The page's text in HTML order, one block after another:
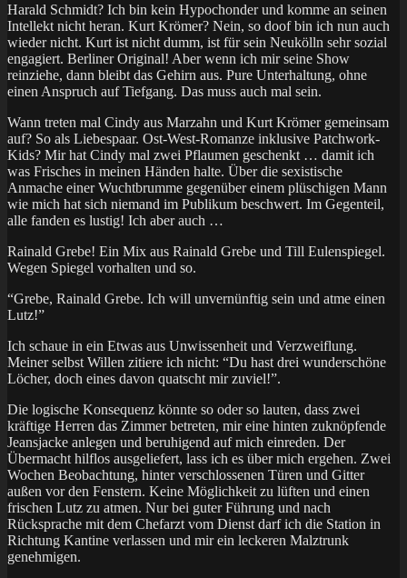
Harald Schmidt? Ich bin kein Hypochonder und komme an seinen
Intellekt nicht heran. Kurt Krömer? Nein, so doof bin ich nun auch
wieder nicht. Kurt ist nicht dumm, ist für sein Neukölln sehr sozial
engagiert. Berliner Original! Aber wenn ich mir seine Show
reinziehe, dann bleibt das Gehirn aus. Pure Unterhaltung, ohne
einen Anspruch auf Tiefgang. Das muss auch mal sein.
Wann treten mal Cindy aus Marzahn und Kurt Krömer gemeinsam
auf? So als Liebespaar. Ost-West-Romanze inklusive Patchwork-
Kids? Mir hat Cindy mal zwei Pflaumen geschenkt … damit ich
was Frisches in meinen Händen halte. Über die sexistische
Anmache einer Wuchtbrumme gegenüber einem plüschigen Mann
wie mich hat sich niemand im Publikum beschwert. Im Gegenteil,
alle fanden es lustig! Ich aber auch …
Rainald Grebe! Ein Mix aus Rainald Grebe und Till Eulenspiegel.
Wegen Spiegel vorhalten und so.
“Grebe, Rainald Grebe. Ich will unvernünftig sein und atme einen
Lutz!”
Ich schaue in ein Etwas aus Unwissenheit und Verzweiflung.
Meiner selbst Willen zitiere ich nicht: “Du hast drei wunderschöne
Löcher, doch eines davon quatscht mir zuviel!”.
Die logische Konsequenz könnte so oder so lauten, dass zwei
kräftige Herren das Zimmer betreten, mir eine hinten zuknöpfende
Jeansjacke anlegen und beruhigend auf mich einreden. Der
Übermacht hilflos ausgeliefert, lass ich es über mich ergehen. Zwei
Wochen Beobachtung, hinter verschlossenen Türen und Gitter
außen vor den Fenstern. Keine Möglichkeit zu lüften und einen
frischen Lutz zu atmen. Nur bei guter Führung und nach
Rücksprache mit dem Chefarzt vom Dienst darf ich die Station in
Richtung Kantine verlassen und mir ein leckeren Malztrunk
genehmigen.